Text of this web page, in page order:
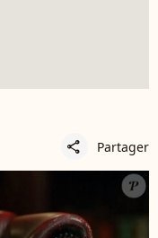
share Partager